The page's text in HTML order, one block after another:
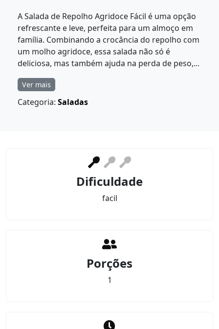
A Salada de Repolho Agridoce Fácil é uma opção
refrescante e leve, perfeita para um almoço em
família. Combinando a crocância do repolho com
um molho agridoce, essa salada não só é
deliciosa, mas também ajuda na perda de peso,...
Ver mais
Categoria: Saladas
Dificuldade
facil
Porções
1